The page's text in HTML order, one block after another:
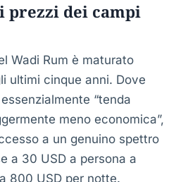
prezzi dei campi
Wadi Rum è maturato
ultimi cinque anni. Dove
“tenda
meno economica”,
a un genuino spettro
a 30 USD a persona a
800 USD per notte.